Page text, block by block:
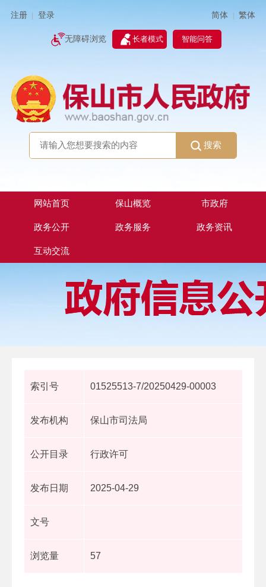
注册 登录 简体 | 繁体
无障碍浏览 长者模式 智能问答
搜索
网站首页 保山概览 市政府
政务公开 政务服务 政务资讯
互动交流
索引号 01525513-7/20250429-00003
发布机构 保山市司法局
公开目录 行政许可
发布日期 2025-04-29
文号
浏览量 57